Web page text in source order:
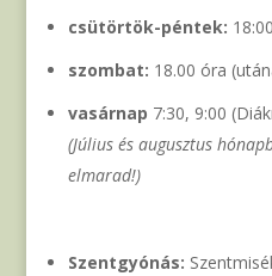
csütörtök-péntek:
szombat: 18.00 óra
vasárnap 7:30, 9:00
(Július és augusztus
elmarad!)
Szentgyónás: